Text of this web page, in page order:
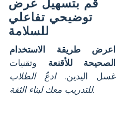
قم بتسهيل عرض
توضيحي تفاعلي
للسلامة
اعرض طريقة الاستخدام
الصحيحة للأقنعة وتقنيات
غسل اليدين.ادعُ الطلاب
للتدريب معك لبناء الثقة.